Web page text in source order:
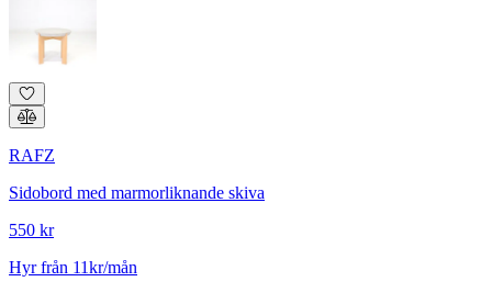
RAFZ
Sidobord med marmorliknande skiva
550 kr
Hyr från 11kr/mån